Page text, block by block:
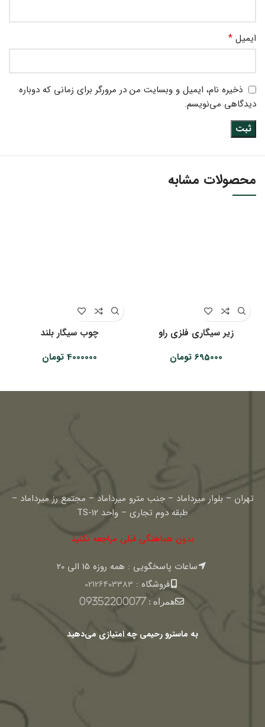
ایمیل *
ذخیره نام، ایمیل و وبسایت من در مرورگر برای زمانی که دوباره
دیدگاهی می‌نویسم.
محصولات مشابه
زیر سیگاری فلزی راو
695000 تومان
چوب سیگار بلند
4000000 تومان
تهران – بلوار میرداماد – جنب مترو میرداماد – مجتمع رز میرداماد –
طبقه دوم تجاری – واحد TS-12
بدون هماهنگی قبلی مراجعه نکنید
ساعات پاسخگویی : همه روزه 15 الی 20
فروشگاه : 02126403383
همراه :09352200077
به ماسترو رحیمی چه امتیازی می‌دهید